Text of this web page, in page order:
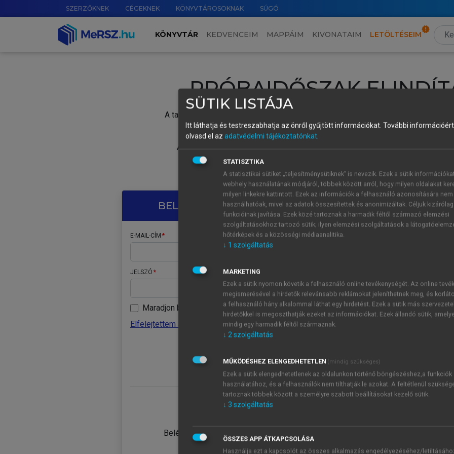
SZERZŐKNEK CÉGEKNEK KÖNYVTÁROSOKNAK SÚGÓ
KÖNYVTÁR KEDVENCEIM MAPPÁIM KIVONATAIM LETÖLTÉSEIM
PRÓBAIDŐSZAK
A tartalom megtekintéséhez lépj be a saját fiókoddal, iskolai azonosítóddal vagy
Új felhasználóként1 óra díjmentes hozzáférésrevagy
A próbaidőszak elindításához,
vagy hozz
A regisztráció után a
BELÉPÉS SAJÁT FIÓKKAL
E-MAIL-CÍM
JELSZÓ
Maradjon belépve
Elfelejtettem a jelszavamat
Belépés intézményi azonosítóval
ÚJ FIÓK
1 óra
JELSZÓ
Kérek értesítést a MeRSZ
Kérek értesítést az
SÜTIK LISTÁJA
Itt láthatja és testreszabhatja az önről gyűjtött információkat. További
olvasd el az adatvédelmi tájékoztatónkat.
STATISZTIKA
A statisztikai sütiket „teljesítménysütiknek” is nevezik. Ezek a sütik
webhely használatának módjáról, többek között arról, hogy milyen oldalakat
milyen linkekre kattintott. Ezek az információk a felhasználó azonosítására nem
használhatóak, mivel az adatok összesítettek és anonimizáltak. Céljuk
funkcióinak javítása. Ezek közé tartoznak a harmadik féltől származó elemzési
szolgáltatásokhoz tartozó sütik; ilyen elemzési szolgáltatások a
hőtérképek és a közösségi médiaanalitika.
↓ 1 szolgáltatás
MARKETING
Ezek a sütik nyomon követik a felhasználó online tevékenységét. Az online
megismerésével a hirdetők relevánsabb reklámokat jeleníthetnek meg, és
a felhasználó hány alkalommal láthat egy hirdetést. Ezek a sütik más
hirdetőkkel is megoszthatják ezeket az információkat. Ezek állandó sütik,
mindig egy harmadik féltől származnak.
↓ 2szolgáltatás
MŰKÖDÉSHEZ ELENGEDHETETLEN (mindig szükséges)
Ezek a sütik elengedhetetlenek az oldalunkon történő böngészéshez,a funkciók
használatához, és a felhasználók nem tilthatják le azokat. A feltétlenül
tartoznak többek között a személyre szabott beállításokat kezelő sütik.
↓ 3 szolgáltatás
ÖSSZES APP ÁTKAPCSOLÁSA
Használja ezt a kapcsolót az összes alkalmazás engedélyezéséhez/